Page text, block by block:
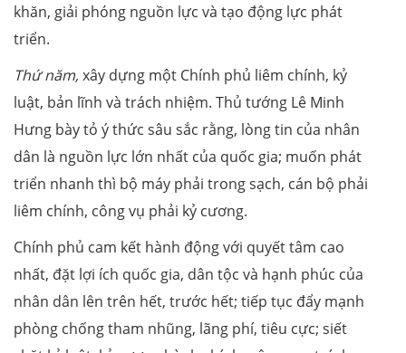
khăn, giải phóng nguồn lực và tạo động lực phát
triển.
Thứ năm,xây dựng một Chính phủ liêm chính, kỷ
luật, bản lĩnh và trách nhiệm. Thủ tướng Lê Minh
Hưng bày tỏ ý thức sâu sắc rằng, lòng tin của nhân
dân là nguồn lực lớn nhất của quốc gia; muốn phát
triển nhanh thì bộ máy phải trong sạch, cán bộ phải
liêm chính, công vụ phải kỷ cương.
Chính phủ cam kết hành động với quyết tâm cao
nhất, đặt lợi ích quốc gia, dân tộc và hạnh phúc của
nhân dân lên trên hết, trước hết; tiếp tục đẩy mạnh
phòng chống tham nhũng, lãng phí, tiêu cực; siết